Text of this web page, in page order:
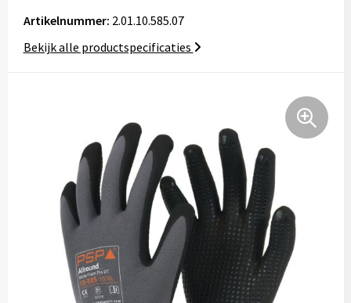
Relatiegeschenken
Artikelnummer: 2.01.10.585.07
Bekijk alle productspecificaties